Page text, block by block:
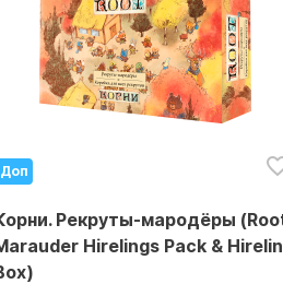
Доп
Рекруты-мародёры
Hirelings Pack &